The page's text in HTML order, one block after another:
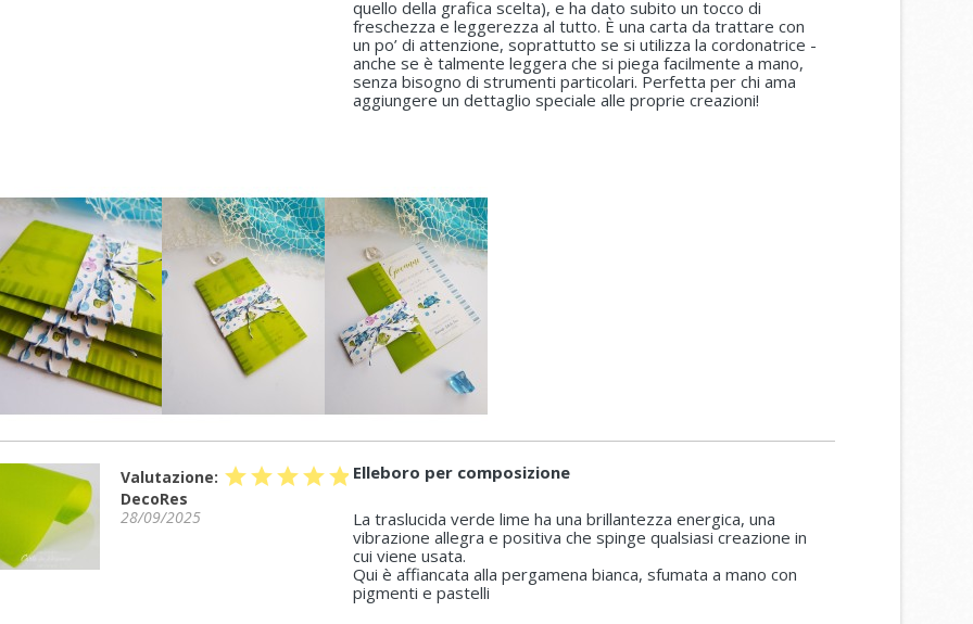
quello della grafica scelta), e ha dato subito un tocco di
freschezza e leggerezza al tutto. È una carta da trattare con
un po’ di attenzione, soprattutto se si utilizza la cordonatrice -
anche se è talmente leggera che si piega facilmente a mano,
senza bisogno di strumenti particolari. Perfetta per chi ama
aggiungere un dettaglio speciale alle proprie creazioni!
Valutazione: starstarstarstarstar
DecoRes
28/09/2025
Elleboro per composizione
La traslucida verde lime ha una brillantezza energica, una
vibrazione allegra e positiva che spinge qualsiasi creazione in
cui viene usata.
Qui è affiancata alla pergamena bianca, sfumata a mano con
pigmenti e pastelli